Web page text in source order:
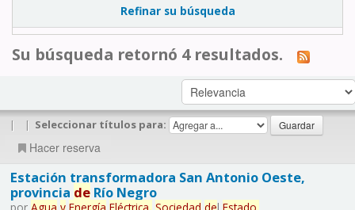
Refinar su búsqueda
Su búsqueda retornó 4 resultados.
| | Seleccionar títulos para:
Hacer reserva
Estación transformadora San Antonio Oeste,
provincia deRío Negro